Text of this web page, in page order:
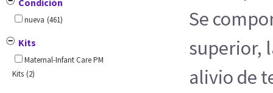
nueva (461)
Kits
Maternal-Infant Care PM
Kits (2)
Se
superior,
alivio de